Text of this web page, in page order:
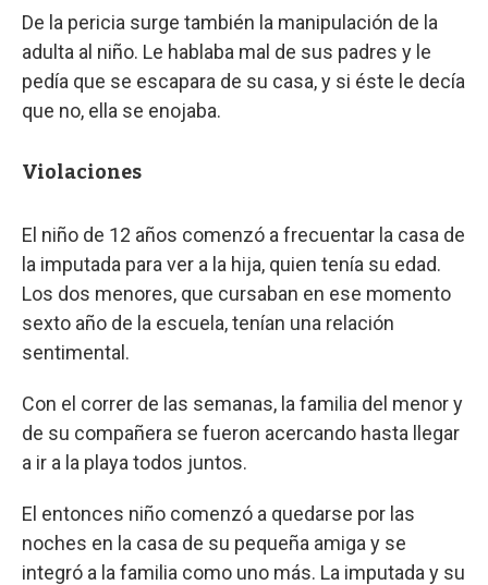
De la pericia surge también la manipulación de la
adulta al niño. Le hablaba mal de sus padres y le
pedía que se escapara de su casa, y si éste le decía
que no, ella se enojaba.
Violaciones
El niño de 12 años comenzó a frecuentar la casa de
la imputada para ver a la hija, quien tenía su edad.
Los dos menores, que cursaban en ese momento
sexto año de la escuela, tenían una relación
sentimental.
Con el correr de las semanas, la familia del menor y
de su compañera se fueron acercando hasta llegar
a ir a la playa todos juntos.
El entonces niño comenzó a quedarse por las
noches en la casa de su pequeña amiga y se
integró a la familia como uno más. La imputada y su